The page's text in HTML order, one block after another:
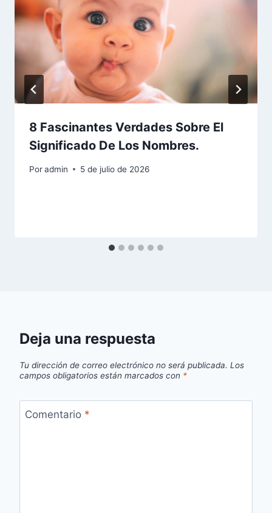
8 Fascinantes Verdades Sobre El
Significado De Los Nombres.
Poradmin 5 de julio de 2026
Deja una respuesta
Tu dirección de correo electrónico no será publicada. Los
campos obligatorios están marcados con *
Comentario *